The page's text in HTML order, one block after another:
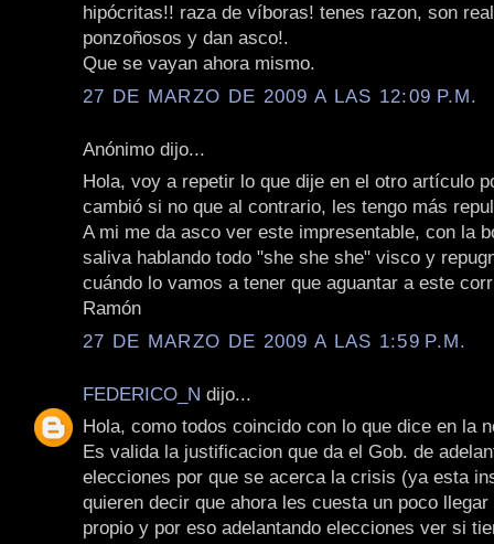
hipócritas!! raza de víboras! tenes razon, son
ponzoñosos y dan asco!.
Que se vayan ahora mismo.
27 DE MARZO DE 2009 A LAS 12:09 P.M.
Anónimo dijo...
Hola, voy a repetir lo que dije en el otro artículo
cambió si no que al contrario, les tengo más
A mi me da asco ver este impresentable, con la
saliva hablando todo "she she she" visco y
cuándo lo vamos a tener que aguantar a este
Ramón
27 DE MARZO DE 2009 A LAS 1:59 P.M.
FEDERICO_N dijo...
Hola, como todos coincido con lo que dice en la
Es valida la justificacion que da el Gob. de
elecciones por que se acerca la crisis (ya esta
quieren decir que ahora les cuesta un poco llegar
propio y por eso adelantando elecciones ver si